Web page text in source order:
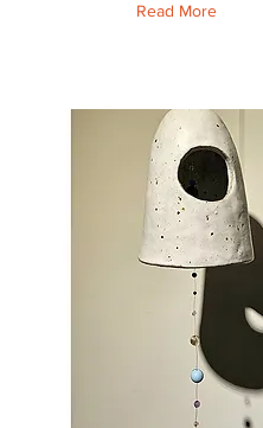
Read More